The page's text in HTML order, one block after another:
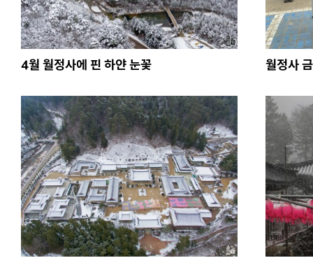
4월 월정사에 핀 하얀 눈꽃 월정사